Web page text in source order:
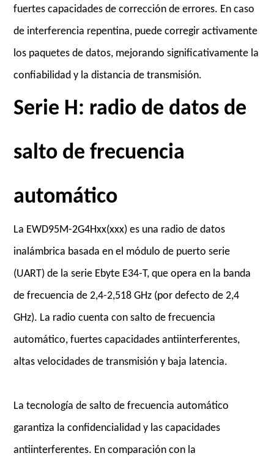
fuertes capacidades de corrección de errores. En caso
de interferencia repentina, puede corregir activamente
los paquetes de datos, mejorando significativamente la
confiabilidad y la distancia de transmisión.
Serie H: radio de datos de
salto de frecuencia
automático
La EWD95M-2G4Hxx(xxx) es una radio de datos
inalámbrica basada en el módulo de puerto serie
(UART) de la serie Ebyte E34-T, que opera en la banda
de frecuencia de 2,4-2,518 GHz (por defecto de 2,4
GHz). La radio cuenta con salto de frecuencia
automático, fuertes capacidades antiinterferentes,
altas velocidades de transmisión y baja latencia.
La tecnología de salto de frecuencia automático
garantiza la confidencialidad y las capacidades
antiinterferentes. En comparación con la